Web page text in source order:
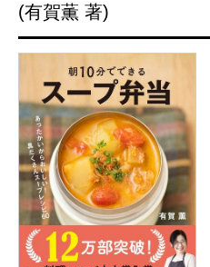
(有賀薫 著)